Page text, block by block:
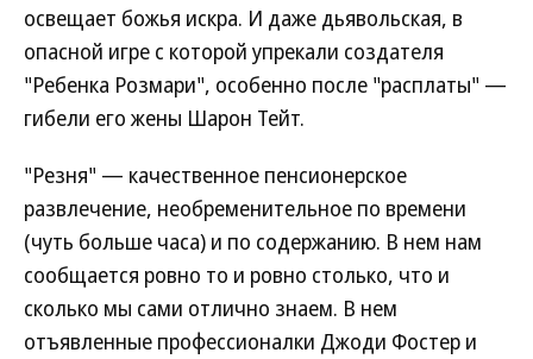
освещает божья искра. И даже дьявольская, в
опасной игре с которой упрекали создателя
"Ребенка Розмари", особенно после "расплаты" —
гибели его жены Шарон Тейт.
"Резня" — качественное пенсионерское
развлечение, необременительное по времени
(чуть больше часа) и по содержанию. В нем нам
сообщается ровно то и ровно столько, что и
сколько мы сами отлично знаем. В нем
отъявленные профессионалки Джоди Фостер и